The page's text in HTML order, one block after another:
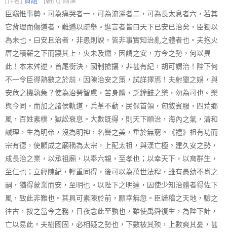
臣竊惟事勢，可為痛哭者一，可為流涕者二，可為長太息者六，若其
它背理而傷道者，難遍以疏舉。進言者皆曰天下已安已治矣，臣獨以
為未也。曰安且治者，非愚則諛，皆非事實知治亂之體者也。夫抱火
厝之積薪之下而寢其上，火未及燃，因謂之安，方今之勢，何以異
此！本末舛逆，首尾衡決，國制搶攘，非甚有紀，胡可謂治！陛下何
不一令臣得熟數之於前，因陳治安之策，試詳擇焉！夫射獵之娛，與
安危之機孰急？使為治勞智慮，苦身體，乏鐘鼓之樂，勿為可也。樂
與今同，而加之諸侯軌道，兵革不動，民保首領，匈敘賓服，四荒鄉
風，百姓素樸，獄訟衰息。大數既得，則天下順治，海內之氣，清和
鹹理，生為明帝，沒為明神，名譽之美，垂於無窮。《禮》祖有功而
宗有德，使顧成之廟稱為太宗，上配太祖，與漢亡極。建久安之勢，
成長治之業，以承祖廟，以奉六親，至孝也；以幸天下，以育群生，
至仁也；立經陳紀，輕重同得，後可以為萬世法程，雖有愚幼不肖之
嗣，猶得蒙業而安，至明也。以陛下之明達，因使少知治體者得佐下
風，致此非難也。其具可素陳於前，願幸無忽。臣謹稽之天地，驗之
往古，按之當今之務，日夜念此至孰也，雖使禹舜復生，為陛下計，
亡以易此。夫樹國固，必相疑之勢也，下數被其殃，上數爽其憂，甚